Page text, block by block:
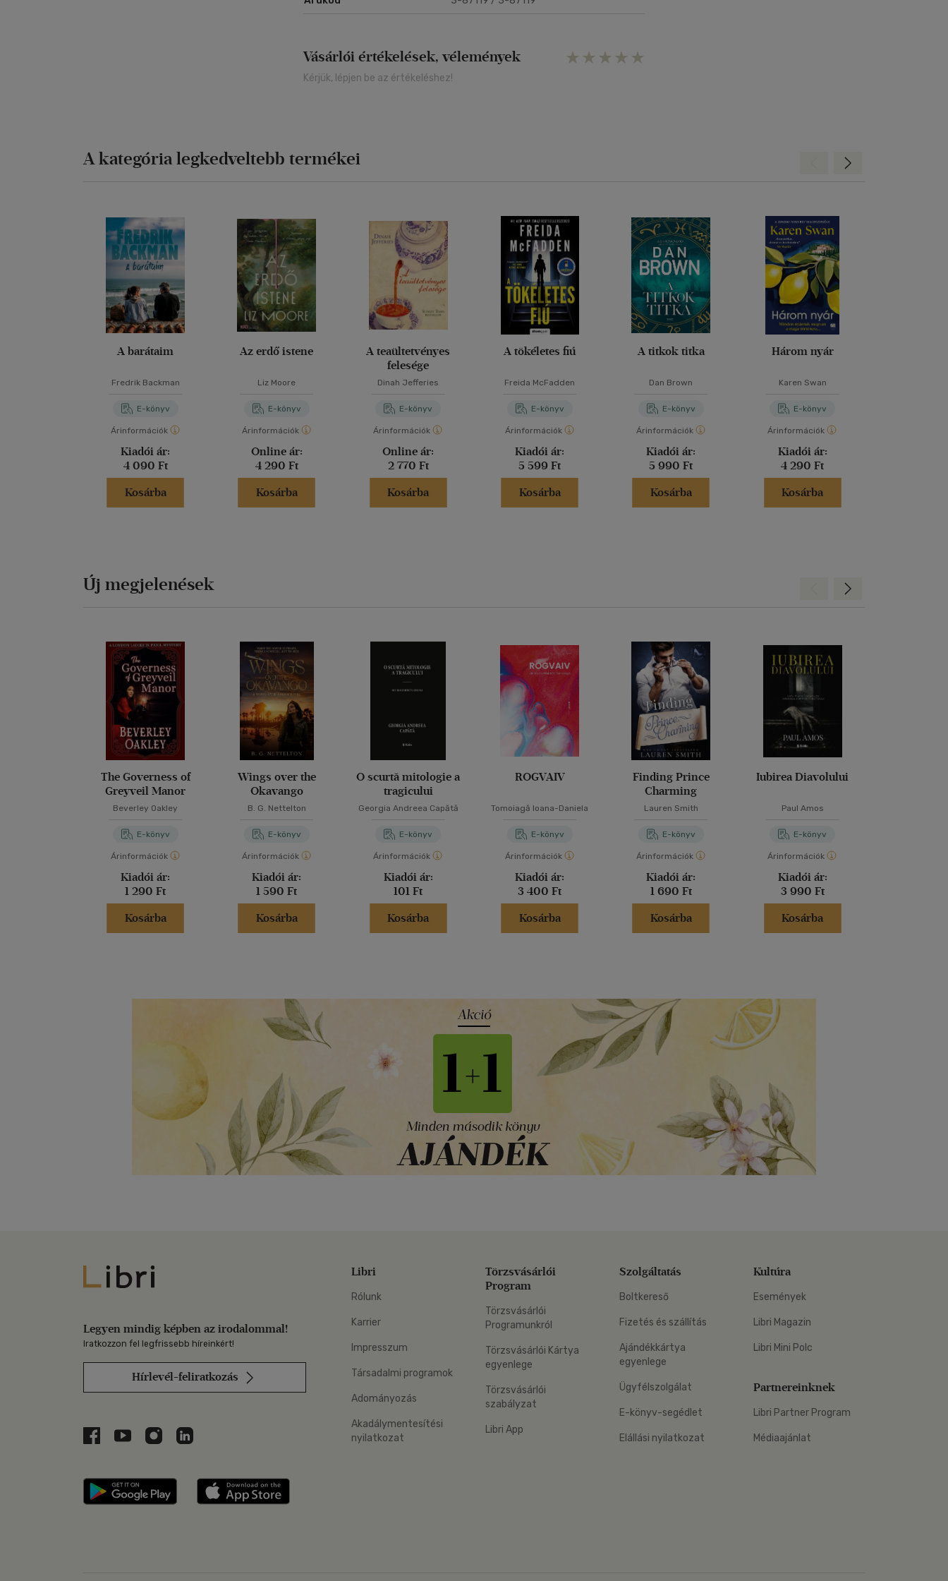
Vásárlói értékelések, vélemények
Kérjük, lépjen be az értékeléshez!
A kategória legkedveltebb termékei
A barátaim
Fredrik Backman
E-könyv
Árinformációk
Kiadói ár:
4 090 Ft
Kosárba
Az erdő istene
Liz Moore
E-könyv
Árinformációk
Online ár:
4 290 Ft
Kosárba
A teaültetvényes
felesége
Dinah Jefferies
E-könyv
Árinformációk
Online ár:
2 770 Ft
Kosárba
A tökéletes fiú
Freida McFadden
E-könyv
Árinformációk
Kiadói ár:
5 599 Ft
Kosárba
A titkok titka
Dan Brown
E-könyv
Árinformációk
Kiadói ár:
5 990 Ft
Kosárba
Három nyár
Karen Swan
E-könyv
Árinformációk
Kiadói ár:
4 290 Ft
Kosárba
Előre
Új megjelenések
The Governess of
Greyveil Manor
Beverley Oakley
E-könyv
Árinformációk
Kiadói ár:
1 290 Ft
Kosárba
Wings over the
Okavango
B. G. Nettelton
E-könyv
Árinformációk
Kiadói ár:
1 590 Ft
Kosárba
O scurtă mitologie a
tragicului
Georgia Andreea Capătă
E-könyv
Árinformációk
Kiadói ár:
101 Ft
Kosárba
ROGVAIV
Tomoiagă Ioana-Daniela
E-könyv
Árinformációk
Kiadói ár:
3 400 Ft
Kosárba
Finding Prince
Charming
Lauren Smith
E-könyv
Árinformációk
Kiadói ár:
1 690 Ft
Kosárba
Iubirea Diavolului
Paul Amos
E-könyv
Árinformációk
Kiadói ár:
3 990 Ft
Kosárba
Előre
Libri
Legyen mindig képben az irodalommal!
Iratkozzon fel legfrissebb híreinkért!
Hírlevél-feliratkozás
Libri a Facebookon
Libri a Youtube-on
Libri az Instagramon
Libri a LinkedInen
Libri applikáció Szerezd meg: Google Play
Libri
Rólunk
Karrier
Impresszum
Társadalmi programok
Adományozás
Akadálymentesítési
nyilatkozat
Törzsvásárlói
Program
Törzsvásárlói
Programunkról
Törzsvásárlói Kártya
egyenlege
Törzsvásárlói
szabályzat
Libri App
Szolgáltatás
Boltkereső
Fizetés és szállítás
Ajándékkártya
egyenlege
Ügyfélszolgálat
E-könyv-segédlet
Elállási nyilatkozat
Kultúra
Események
Libri Magazin
Libri Mini Polc
Partnereinknek
Libri Partner Program
Médiaajánlat